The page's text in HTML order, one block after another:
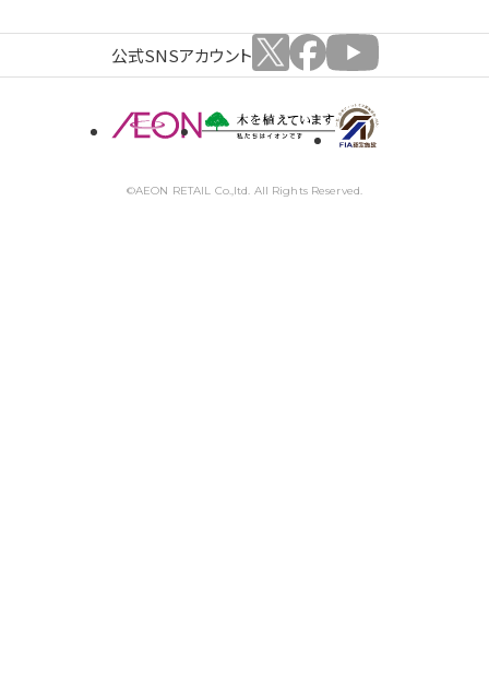
公式SNSアカウント
©AEON RETAIL Co.,ltd. All Rights Reserved.